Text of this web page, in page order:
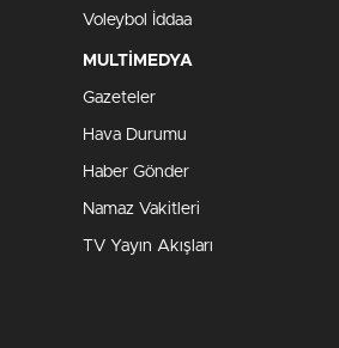
Voleybol İddaa
MULTİMEDYA
Gazeteler
Hava Durumu
Haber Gönder
Namaz Vakitleri
TV Yayın Akışları